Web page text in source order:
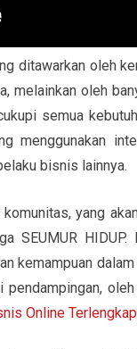
ditawarkan oleh
melainkan oleh
semua
menggunakan
bisnis lainnya.
yang
SEUMUR
kemampuan
Online